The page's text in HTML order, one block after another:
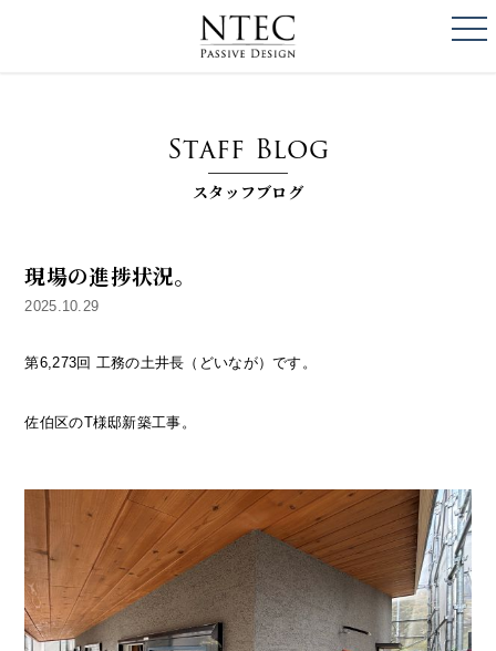
Staff Blog
スタッフブログ
現場の進捗状況。
2025.10.29
第6,273回 工務の土井長（どいなが）です。
佐伯区のT様邸新築工事。